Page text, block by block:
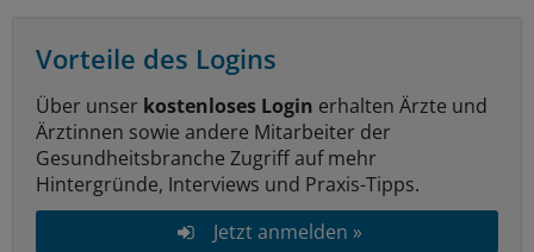
Vorteile des Logins
Über unser kostenloses Login erhalten Ärzte und
Ärztinnen sowie andere Mitarbeiter der
Gesundheitsbranche Zugriff auf mehr
Hintergründe, Interviews und Praxis-Tipps.
Jetzt anmelden »